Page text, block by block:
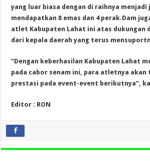
yang luar biasa dengan di raihnya menjadi
mendapatkan 8 emas dan 4 perak.Dam
atlet Kabupaten Lahat ini atas dukungan
dari kepala daerah yang terus
“Dengan keberhasilan Kabupaten Lahat
pada cabor senam ini, para atletnya akan
prestasi pada event-event berikutnya”,
Editor : RON